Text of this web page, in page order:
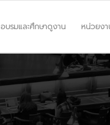
อบรมและศึกษาดูงาน หน่วยง